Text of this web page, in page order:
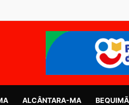
ALCÂNTARA-MA